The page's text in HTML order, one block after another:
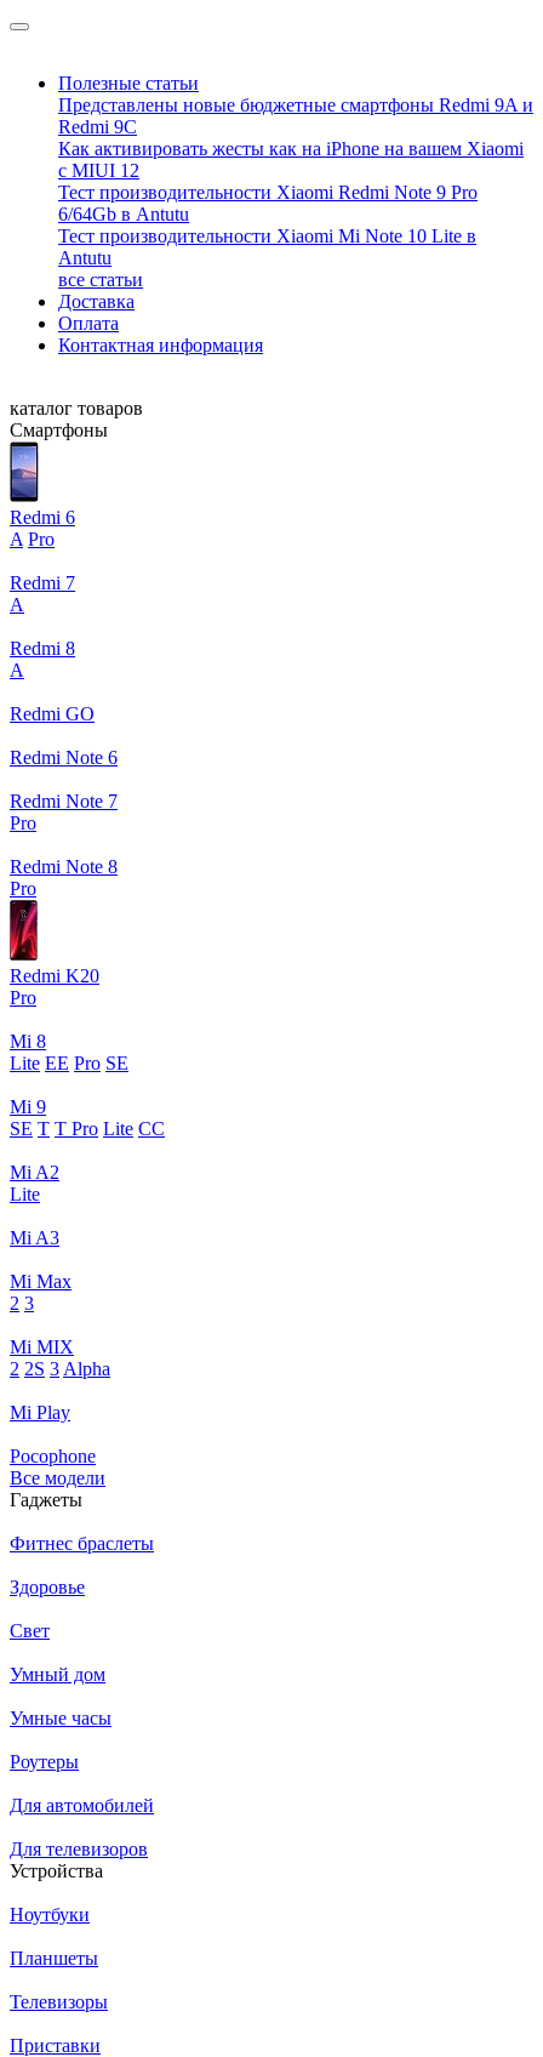
Полезные статьи
Представлены новые бюджетные смартфоны Redmi 9A и
Redmi 9C
Как активировать жесты как на iPhone на вашем Xiaomi
с MIUI 12
Тест производительности Xiaomi Redmi Note 9 Pro
6/64Gb в Antutu
Тест производительности Xiaomi Mi Note 10 Lite в
Antutu
все статьи
Доставка
Оплата
Контактная информация
каталог товаров
Смартфоны
Redmi 6
A Pro
Redmi 7
A
Redmi 8
A
Redmi GO
Redmi Note 6
Redmi Note 7
Pro
Redmi Note 8
Pro
Redmi K20
Pro
Mi 8
Lite EE Pro SE
Mi 9
SE T T Pro Lite CC
Mi A2
Lite
Mi A3
Mi Max
2 3
Mi MIX
2 2S 3 Alpha
Mi Play
Pocophone
Все модели
Гаджеты
Фитнес браслеты
Здоровье
Свет
Умный дом
Умные часы
Роутеры
Для автомобилей
Для телевизоров
Устройства
Ноутбуки
Планшеты
Телевизоры
Приставки